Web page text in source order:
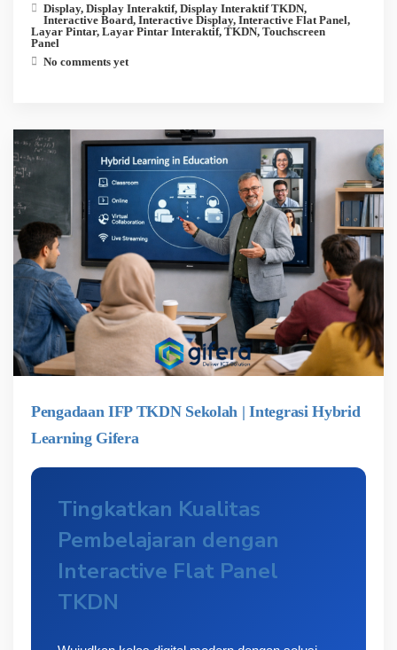
Display, Display Interaktif, Display Interaktif TKDN,
Interactive Board, Interactive Display, Interactive Flat Panel,
Layar Pintar, Layar Pintar Interaktif, TKDN, Touchscreen
Panel
No comments yet
Pengadaan IFP TKDN Sekolah | Integrasi Hybrid
Learning Gifera
Tingkatkan Kualitas
Pembelajaran dengan
Interactive Flat Panel
TKDN